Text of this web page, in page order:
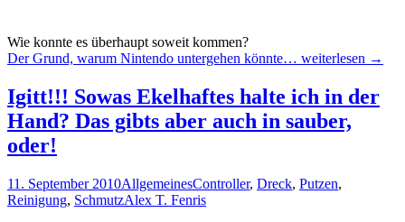
Wie konnte es überhaupt soweit kommen?
Der Grund, warum Nintendo untergehen könnte… weiterlesen →
Igitt!!! Sowas Ekelhaftes halte ich in der
Hand? Das gibts aber auch in sauber,
oder!
11. September 2010AllgemeinesController, Dreck, Putzen,
Reinigung, SchmutzAlex T. Fenris